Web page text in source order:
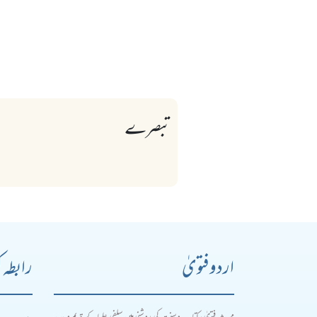
تبصرے
اردو فتویٰ